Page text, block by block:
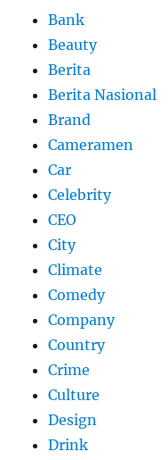
Bank
Beauty
Berita
Berita Nasional
Brand
Cameramen
Car
Celebrity
CEO
City
Climate
Comedy
Company
Country
Crime
Culture
Design
Drink